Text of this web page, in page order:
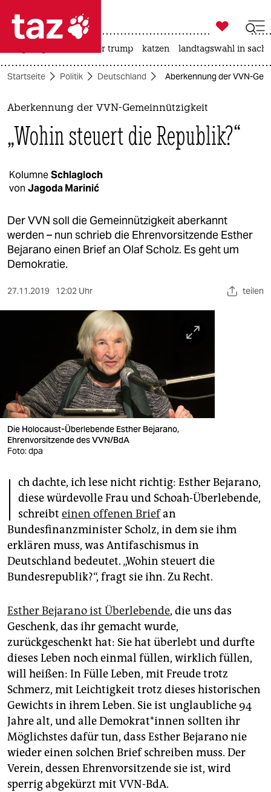
 taz zahl ich
taz zahl ich
themen
politik
gesellschaft
kultur
sport
berlin
veranstaltungen
shop
fragen & hilfe
unterstützen
abo
genossenschaft
epaper login

taz zahl ich
usa unter trump katzen landtagswahl in
Startseite Politik Deutschland Aberkennung der VVN-
Aberkennung der VVN-Gemeinnützigkeit
„Wohin steuert die Republik?“
KolumneSchlagloch
von Jagoda Marinić
Der VVN soll die Gemeinnützigkeit aberkannt
werden – nun schrieb die Ehrenvorsitzende Esther
Bejarano einen Brief an Olaf Scholz. Es geht um
Demokratie.
27.11.2019 12:02 Uhr teilen
Die Holocaust-Überlebende Esther Bejarano,
Ehrenvorsitzende des VVN/BdA
Foto: dpa
I ch dachte, ich lese nicht richtig: Esther Bejarano,
diese würdevolle Frau und Schoah-Überlebende,
schreibt einen offenen Briefan
Bundesfinanzminister Scholz, in dem sie ihm
erklären muss, was Antifaschismus in
Deutschland bedeutet. „Wohin steuert die
Bundesrepublik?“, fragt sie ihn. Zu Recht.
Esther Bejarano ist Überlebende, die uns das
Geschenk, das ihr gemacht wurde,
zurückgeschenkt hat: Sie hat überlebt und durfte
dieses Leben noch einmal füllen, wirklich füllen,
will heißen: In Fülle Leben, mit Freude trotz
Schmerz, mit Leichtigkeit trotz dieses historischen
Gewichts in ihrem Leben. Sie ist unglaubliche 94
Jahre alt, und alle Demokrat*innen sollten ihr
Möglichstes dafür tun, dass Esther Bejarano nie
wieder einen solchen Brief schreiben muss. Der
Verein, dessen Ehrenvorsitzende sie ist, wird
sperrig abgekürzt mit VVN-BdA.